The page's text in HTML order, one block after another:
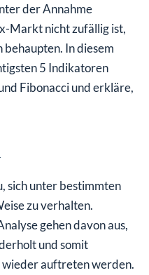
Divergence (MACD)
der Annahme
Markt nicht zufällig ist,
In diesem
5 Indikatoren
Fibonacci und erkläre,
sich unter bestimmten
zu verhalten.
gehen davon aus,
und somit
auftreten werden.